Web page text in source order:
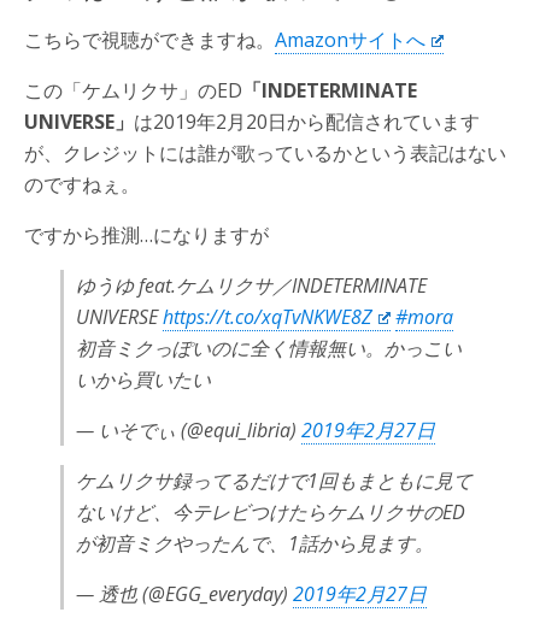
こちらで視聴ができますね。 Amazonサイトへ
この「ケムリクサ」のED 「INDETERMINATE
UNIVERSE」 は2019年2月20日から配信されています
が、クレジットには誰が歌っているかという表記はない
のですねぇ。
ですから推測…になりますが
ゆうゆ feat.ケムリクサ／INDETERMINATE
UNIVERSEhttps://t.co/xqTvNKWE8Z
#mora
初音ミクっぽいのに全く情報無い。かっこい
いから買いたい
— いそでぃ (@equi_libria) 2019年2月27日
ケムリクサ録ってるだけで1回もまともに見て
ないけど、今テレビつけたらケムリクサのED
が初音ミクやったんで、1話から見ます。
— 透也 (@EGG_everyday) 2019年2月27日